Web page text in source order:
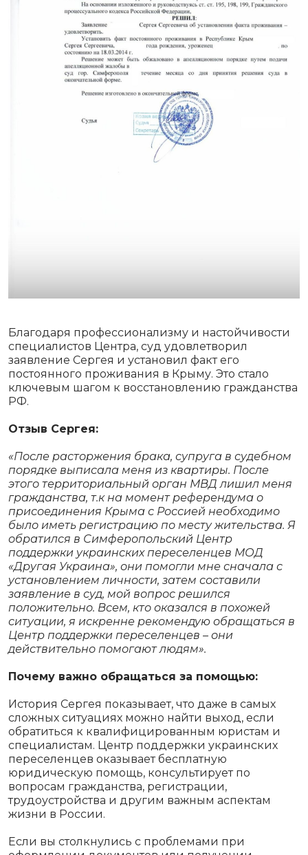
Благодаря профессионализму и настойчивости
специалистов Центра, суд удовлетворил
заявление Сергея и установил факт его
постоянного проживания в Крыму. Это стало
ключевым шагом к восстановлению гражданства
РФ.
Отзыв Сергея:
«После расторжения брака, супруга в судебном
порядке выписала меня из квартиры. После
этого территориальный орган МВД лишил меня
гражданства, т.к на момент референдума о
присоединения Крыма с Россией необходимо
было иметь регистрацию по месту жительства. Я
обратился в Симферопольский Центр
поддержки украинских переселенцев МОД
«Другая Украина», они помогли мне сначала с
установлением личности, затем составили
заявление в суд, мой вопрос решился
положительно. Всем, кто оказался в похожей
ситуации, я искренне рекомендую обращаться в
Центр поддержки переселенцев – они
действительно помогают людям».
Почему важно обращаться за помощью:
История Сергея показывает, что даже в самых
сложных ситуациях можно найти выход, если
обратиться к квалифицированным юристам и
специалистам. Центр поддержки украинских
переселенцев оказывает бесплатную
юридическую помощь, консультирует по
вопросам гражданства, регистрации,
трудоустройства и другим важным аспектам
жизни в России.
Если вы столкнулись с проблемами при